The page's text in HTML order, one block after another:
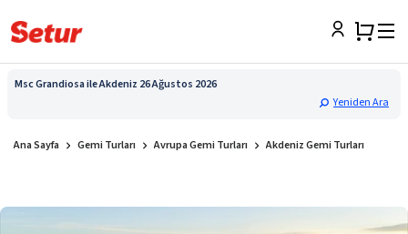
Msc Grandiosa ile Akdeniz 26 Ağustos 2026
Yeniden Ara
Ana Sayfa Gemi Turları Avrupa Gemi Turları Akdeniz Gemi Turları